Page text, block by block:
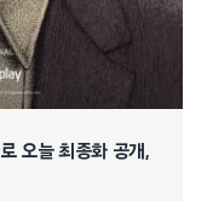
오늘 최종화 공개,